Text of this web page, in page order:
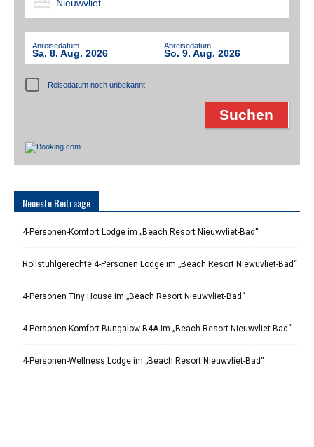
Anreisedatum
Sa. 8. Aug. 2026
Abreisedatum
So. 9. Aug. 2026
Reisedatum noch unbekannt
Neueste Beitraäge
4-Personen-Komfort Lodge im „Beach Resort Nieuwvliet-Bad“
Rollstuhlgerechte 4-Personen Lodge im „Beach Resort Niewuvliet-Bad“
4-Personen Tiny House im „Beach Resort Nieuwvliet-Bad“
4-Personen-Komfort Bungalow B4A im „Beach Resort Nieuwvliet-Bad“
4-Personen-Wellness Lodge im „Beach Resort Nieuwvliet-Bad“